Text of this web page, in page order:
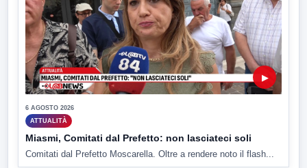
▶
6 AGOSTO 2026
ATTUALITÀ
Miasmi, Comitati dal Prefetto: non lasciateci soli
Comitati dal Prefetto Moscarella. Oltre a rendere noto il flash...